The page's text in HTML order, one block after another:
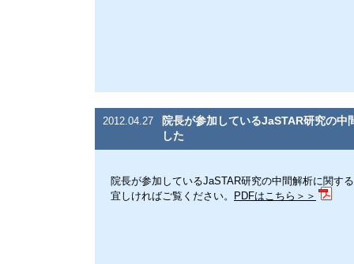
2012.04.27
院長が参加しているJaSTAR研究の
した
院長が参加しているJaSTAR研究の中間解析に関す
宜しければご覧ください。
PDFはこちら＞＞